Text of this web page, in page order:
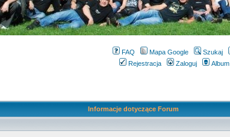
FAQ Mapa Google Szukaj
Rejestracja
Zaloguj Album
Informacje dotyczące Forum